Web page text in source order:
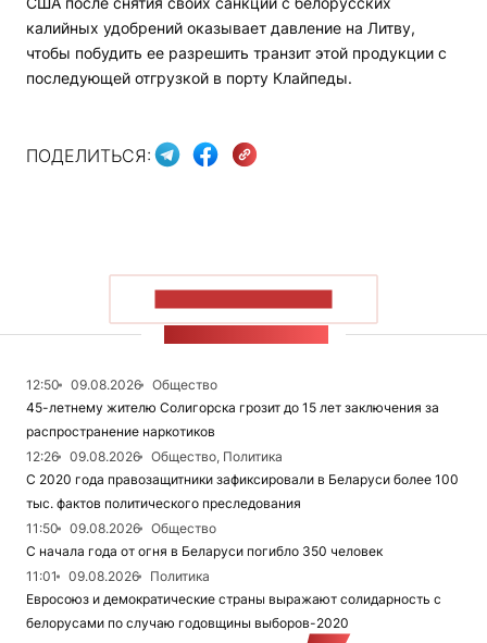
калийных удобрений оказывает давление на Литву,
чтобы побудить ее разрешить транзит этой продукции с
последующей отгрузкой в порту Клайпеды.
ПОДЕЛИТЬСЯ:
12:50 09.08.2026
Общество
45-летнему жителю Солигорска грозит до 15 лет заключения за
распространение наркотиков
12:26
09.08.2026
Общество, Политика
С 2020 года правозащитники зафиксировали в Беларуси более 100
тыс. фактов политического преследования
11:50
09.08.2026
Общество
С начала года от огня в Беларуси погибло 350 человек
11:01
09.08.2026
Политика
Евросоюз и демократические страны выражают солидарность с
белорусами по случаю годовщины выборов-2020